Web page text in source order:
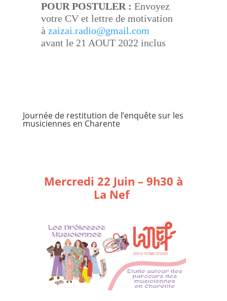
POUR POSTULER : Envoyez
votre CV et lettre de motivation
à zaizai.radio@gmail.com
avant le 21 AOUT 2022 inclus
Journée de restitution de l’enquête sur les
musiciennes en Charente
Mercredi 22 Juin – 9h30 à
La Nef